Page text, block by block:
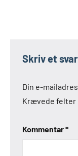
Skriv et svar
Din e-
Krævede felter
Kommentar*